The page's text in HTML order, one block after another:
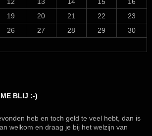
19 20 21 22
23
26 27 28 29
30
BLIJ :-)
heb en toch geld te veel hebt, dan is
welkom en draag je bij het welzijn van